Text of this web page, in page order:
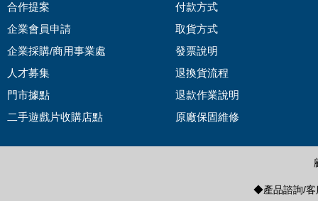
合作提案
企業會員申請
企業採購/商用事業處
人才募集
門市據點
二手遊戲片收購店點
付款方式
取貨方式
發票說明
退換貨流程
退款作業說明
原廠保固維修
◆產品諮詢/客